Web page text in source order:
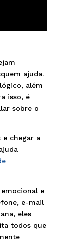
ajuda.
além
isso, é
sobre o
e chegar a
e
e-mail
eles
todos que